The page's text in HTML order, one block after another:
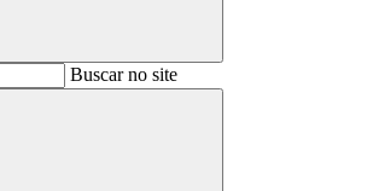
BuscarBuscar no site